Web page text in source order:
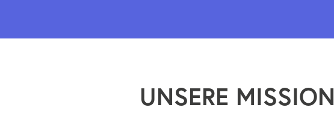
UNSERE MISSION